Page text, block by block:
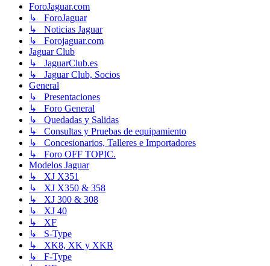
ForoJaguar.com
↳ ForoJaguar
↳ Noticias Jaguar
↳ Forojaguar.com
Jaguar Club
↳ JaguarClub.es
↳ Jaguar Club, Socios
General
↳ Presentaciones
↳ Foro General
↳ Quedadas y Salidas
↳ Consultas y Pruebas de equipamiento
↳ Concesionarios, Talleres e Importadores
↳ Foro OFF TOPIC.
Modelos Jaguar
↳ XJ X351
↳ XJ X350 & 358
↳ XJ 300 & 308
↳ XJ 40
↳ XF
↳ S-Type
↳ XK8, XK y XKR
↳ F-Type